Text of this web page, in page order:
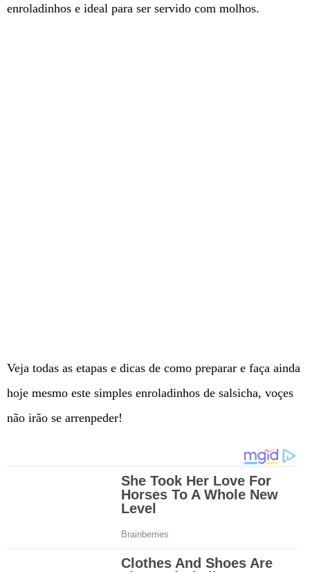
enroladinhos e ideal para ser servido com molhos.
Veja todas as etapas e dicas de como preparar e faça ainda
hoje mesmo este simples enroladinhos de salsicha, voçes
não irão se arrenpeder!